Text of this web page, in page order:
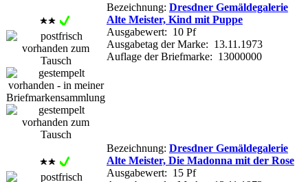
Bezeichnung: Dresdner Gemäldegalerie
Alte Meister, Kind mit Puppe
Ausgabewert: 10 Pf
Ausgabetag der Marke: 13.11.1973
Auflage der Briefmarke: 13000000
Bezeichnung: Dresdner Gemäldegalerie
Alte Meister, Die Madonna mit der Rose
Ausgabewert: 15 Pf